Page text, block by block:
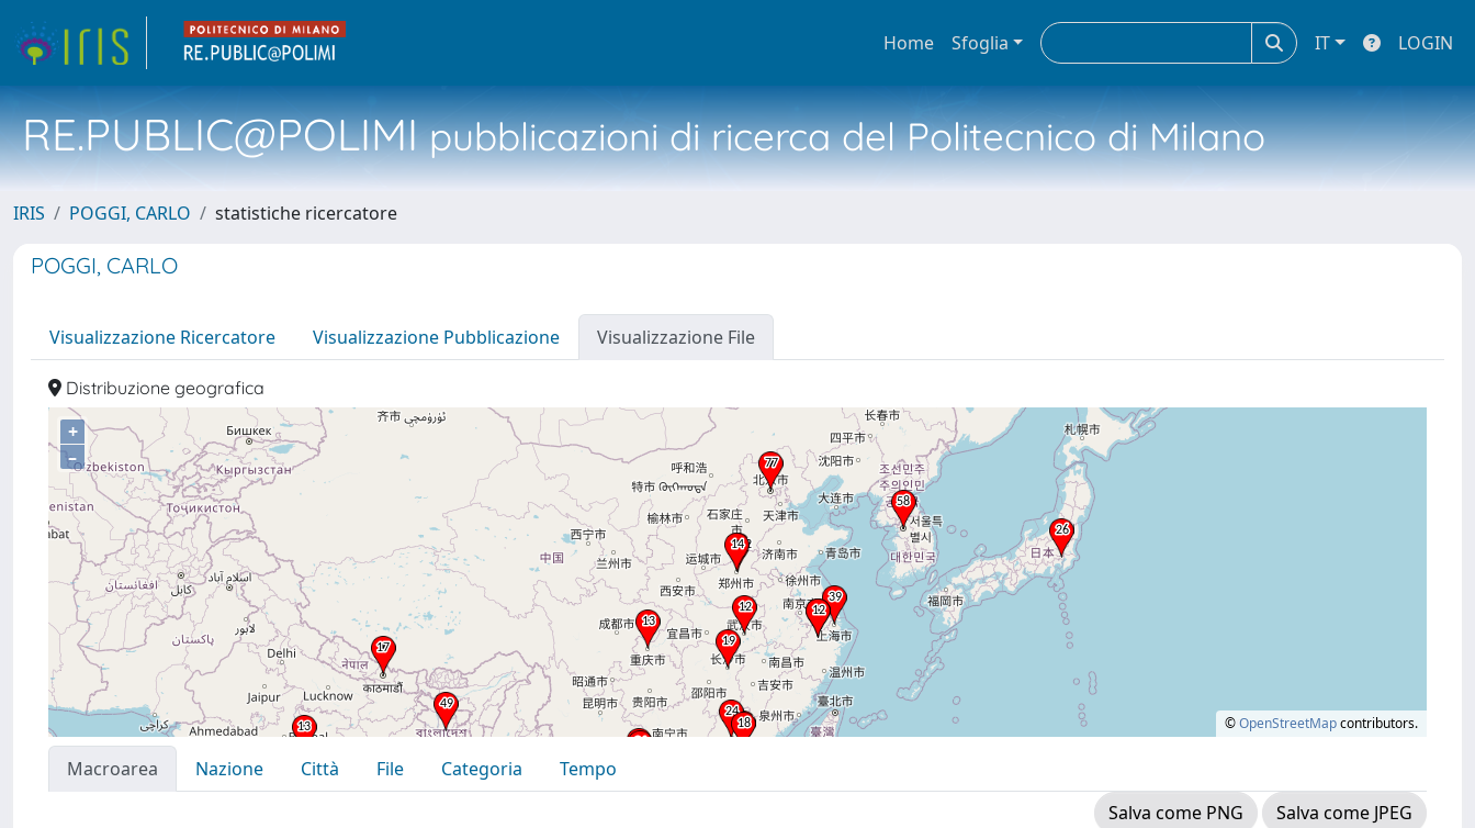
Home Sfoglia IT LOGIN
RE.PUBLIC@POLIMIpubblicazioni di ricerca del Politecnico di Milano
IRIS POGGI, CARLO statistiche ricercatore
POGGI, CARLO
Visualizzazione Ricercatore Visualizzazione Pubblicazione Visualizzazione File
Distribuzione geografica
+
–
©OpenStreetMapcontributors.
Macroarea Nazione Città File Categoria
Tempo
Salva come PNG
Salva come JPEG